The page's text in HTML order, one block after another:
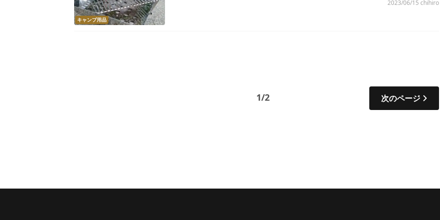
キャンプ用品
2023/06/15 chihiro
1/2 次のページ